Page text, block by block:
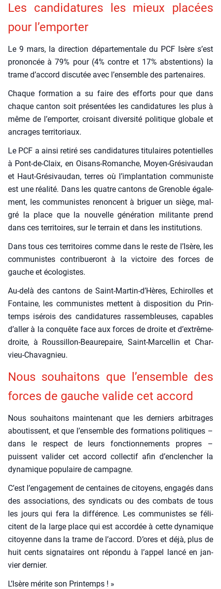
Les can­di­da­tures les mieux pla­cées
pour l’emporter
Le 9 mars, la direc­tion dépar­te­men­tale du PCF Isère s’est
pro­non­cée à 79% pour (4% contre et 17% abs­ten­tions) la
trame d’accord dis­cu­tée avec l’ensemble des par­te­naires.
Chaque for­ma­tion a su faire des efforts pour que dans
chaque can­ton soit pré­sen­tées les can­di­da­tures les plus à
même de l’emporter, croi­sant diver­si­té poli­tique glo­bale et
ancrages ter­ri­to­riaux.
Le PCF a ain­si reti­ré ses can­di­da­tures titu­laires poten­tielles
à Pont-de-Claix, en Oisans-Romanche, Moyen-Gré­si­vau­dan
et Haut-Gré­si­vau­dan, terres où l’implantation com­mu­niste
est une réa­li­té. Dans les quatre can­tons de Gre­noble éga­le­
ment, les com­mu­nistes renoncent à bri­guer un siège, mal­
gré la place que la nou­velle géné­ra­tion mili­tante prend
dans ces ter­ri­toires, sur le ter­rain et dans les ins­ti­tu­tions.
Dans tous ces ter­ri­toires comme dans le reste de l’Isère, les
com­mu­nistes contri­bue­ront à la vic­toire des forces de
gauche et éco­lo­gistes.
Au-delà des can­tons de Saint-Martin‑d’Hères, Echi­rolles et
Fon­taine, les com­mu­nistes mettent à dis­po­si­tion du Prin­
temps isé­rois des can­di­da­tures ras­sem­bleuses, capables
d’aller à la conquête face aux forces de droite et d’extrême-
droite, à Rous­sillon-Beau­re­paire, Saint-Mar­cel­lin et Char­
vieu-Cha­va­gnieu.
Nous sou­hai­tons que l’en­semble des
forces de gauche valide cet accord
Nous sou­hai­tons main­te­nant que les der­niers arbi­trages
abou­tissent, et que l’ensemble des for­ma­tions poli­tiques –
dans le res­pect de leurs fonc­tion­ne­ments propres –
puissent vali­der cet accord col­lec­tif afin d’enclencher la
dyna­mique popu­laire de cam­pagne.
C’est l’engagement de cen­taines de citoyens, enga­gés dans
des asso­cia­tions, des syn­di­cats ou des com­bats de tous
les jours qui fera la dif­fé­rence. Les com­mu­nistes se féli­
citent de la large place qui est accor­dée à cette dyna­mique
citoyenne dans la trame de l’accord. D’ores et déjà, plus de
huit cents signa­taires ont répon­du à l’appel lan­cé en jan­
vier der­nier.
L’Isère mérite son Prin­temps ! »